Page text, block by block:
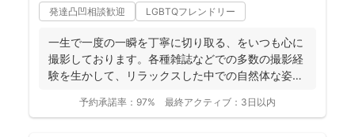
発達凸凹相談歓迎 LGBTQフレンドリー
一生で一度の一瞬を丁寧に切り取る、をいつも心に
撮影しております。各種雑誌などでの多数の撮影経
験を生かして、リラックスした中での自然体な姿の
予約承諾率： 97% 最終アクティブ： 3日以内